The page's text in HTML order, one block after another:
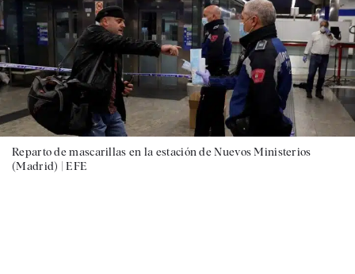
Reparto de mascarillas en la estación de Nuevos Ministerios
(Madrid) |EFE